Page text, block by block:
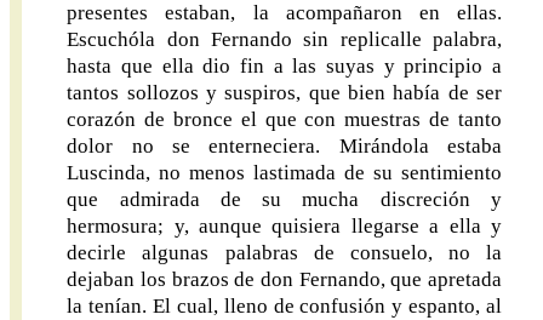
presentes estaban, la acompañaron en ellas.
Escuchóla don Fernando sin replicalle palabra,
hasta que ella dio fin a las suyas y principio a
tantos sollozos y suspiros, que bien había de ser
corazón de bronce el que con muestras de tanto
dolor no se enterneciera. Mirándola estaba
Luscinda, no menos lastimada de su sentimiento
que admirada de su mucha discreción y
hermosura; y, aunque quisiera llegarse a ella y
decirle algunas palabras de consuelo, no la
dejaban los brazos de don Fernando, que apretada
la tenían. El cual, lleno de confusión y espanto, al